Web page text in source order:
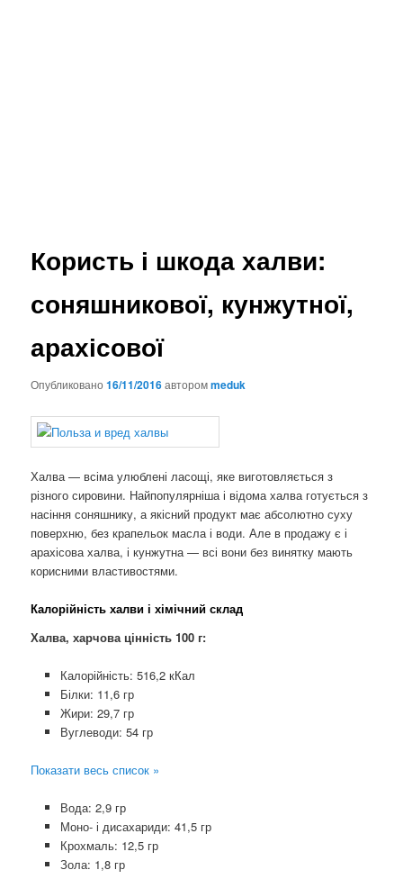
Користь і шкода халви:
соняшникової, кунжутної,
арахісової
Опубликовано16/11/2016авторомmeduk
Халва — всіма улюблені ласощі, яке виготовляється з
різного сировини. Найпопулярніша і відома халва готується з
насіння соняшнику, а якісний продукт має абсолютно суху
поверхню, без крапельок масла і води. Але в продажу є і
арахісова халва, і кунжутна — всі вони без винятку мають
корисними властивостями.
Калорійність халви і хімічний склад
Халва, харчова цінність 100 г:
Калорійність: 516,2 кКал
Білки: 11,6 гр
Жири: 29,7 гр
Вуглеводи: 54 гр
Показати весь список »
Вода: 2,9 гр
Моно- і дисахариди: 41,5 гр
Крохмаль: 12,5 гр
Зола: 1,8 гр